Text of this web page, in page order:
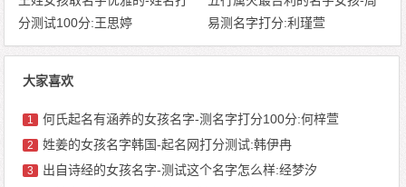
分测试100分:王思婷
易测名字打分:利瑾萱
大家喜欢
1 何氏起名有涵养的女孩名字-测名字打分100分:何梓萱
2 姓姜的女孩名字韩国-起名网打分测试:韩伊冉
3 出自诗经的女孩名字-测试这个名字怎么样:经梦汐